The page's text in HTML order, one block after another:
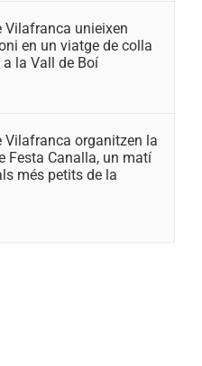
Vilafranca unieixen
en un viatge de colla
a la Vall de Boí
Vilafranca organitzen la
Festa Canalla, un matí
més petits de la